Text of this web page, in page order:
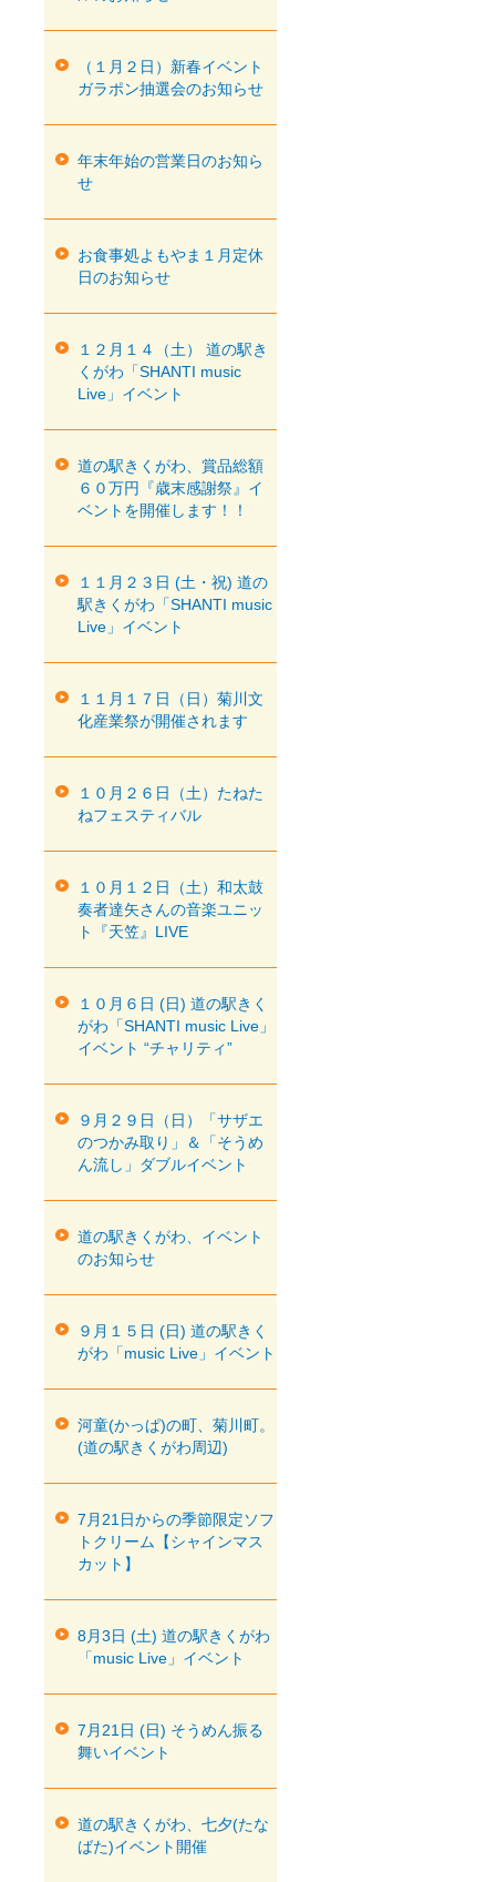
（１月２日）新春イベント
ガラポン抽選会のお知らせ
年末年始の営業日のお知ら
せ
お食事処よもやま１月定休
日のお知らせ
１２月１４（土） 道の駅き
くがわ「SHANTI music
Live」イベント
道の駅きくがわ、賞品総額
６０万円『歳末感謝祭』イ
ベントを開催します！！
１１月２３日 (土・祝) 道の
駅きくがわ「SHANTI music
Live」イベント
１１月１７日（日）菊川文
化産業祭が開催されます
１０月２６日（土）たねた
ねフェスティバル
１０月１２日（土）和太鼓
奏者達矢さんの音楽ユニッ
ト『天笠』LIVE
１０月６日 (日) 道の駅きく
がわ「SHANTI music Live」
イベント “チャリティ”
９月２９日（日）「サザエ
のつかみ取り」＆「そうめ
ん流し」ダブルイベント
道の駅きくがわ、イベント
のお知らせ
９月１５日 (日) 道の駅きく
がわ「music Live」イベント
河童(かっぱ)の町、菊川町。
(道の駅きくがわ周辺)
7月21日からの季節限定ソフ
トクリーム【シャインマス
カット】
8月3日 (土) 道の駅きくがわ
「music Live」イベント
7月21日 (日) そうめん振る
舞いイベント
道の駅きくがわ、七夕(たな
ばた)イベント開催